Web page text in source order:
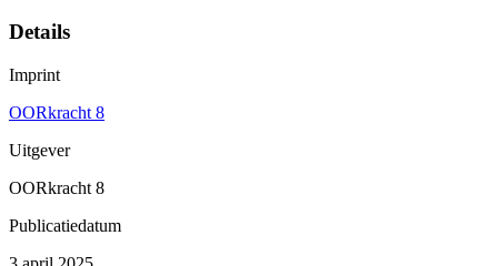
Details
Imprint
OORkracht 8
Uitgever
OORkracht 8
Publicatiedatum